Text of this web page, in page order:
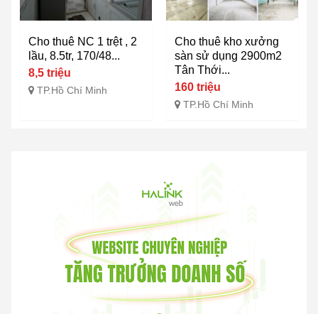
Cho thuê NC 1 trệt , 2
lầu, 8.5tr, 170/48...
8,5 triệu
TP.Hồ Chí Minh
Cho thuê kho xưởng
sàn sử dụng 2900m2
Tân Thới...
160 triệu
TP.Hồ Chí Minh